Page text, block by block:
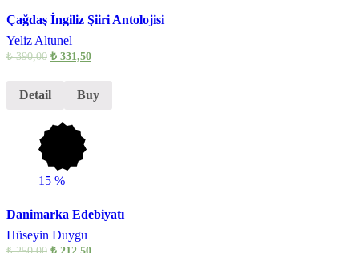
Çağdaş İngiliz Şiiri Antolojisi
Yeliz Altunel
₺390,00 ₺ 331,50
Detail Buy
15 %
Danimarka Edebiyatı
Hüseyin Duygu